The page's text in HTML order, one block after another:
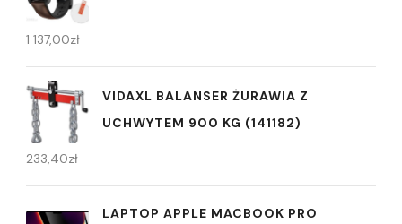
1 137,00zł
VIDAXL BALANSER ŻURAWIA Z
UCHWYTEM 900 KG (141182)
233,40zł
LAPTOP APPLE MACBOOK PRO